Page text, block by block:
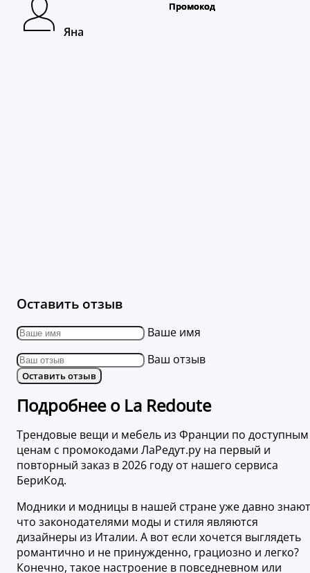
Яна
Оставить отзыв
Ваше имя
Ваш отзыв
Оставить отзыв
Подробнее о La Redoute
Трендовые вещи и мебель из Франции по доступным
ценам с промокодами ЛаРедут.ру на первый и
повторный заказ в 2026 году от нашего сервиса
БериКод.
Модники и модницы в нашей стране уже давно
что законодателями моды и стиля являются
дизайнеры из Италии. А вот если хочется выглядеть
романтично и не принужденно, грациозно и легко?
Конечно, такое настроение в повседневном или